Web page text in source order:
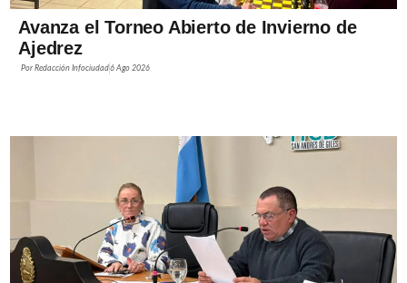
Avanza el Torneo Abierto de Invierno de
Ajedrez
PorRedacción Infociudad6 Ago 2026